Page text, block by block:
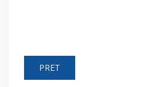
PRET